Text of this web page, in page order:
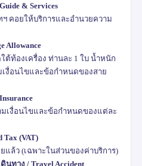
& Services
คอยให้บริการและอำนวยความ
Allowance
ต้ท้องเครื่อง ท่านละ 1 ใบ น้ำหนัก
เงื่อนไขและข้อกำหนดของสาย
เงื่อนไขและข้อกำหนดของแต่ละ
Tax (VAT)
ยแล้ว (เฉพาะในส่วนของค่าบริการ)
ดินทาง / Travel Accident